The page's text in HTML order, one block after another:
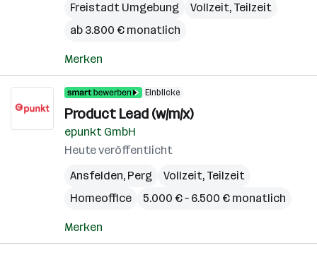
Freistadt Umgebung
Vollzeit, Teilzeit
ab 3.800 € monatlich
Merken
Einblicke
Product Lead (w/m/x)
epunkt GmbH
Heute veröffentlicht
Ansfelden, Perg
Vollzeit, Teilzeit
Homeoffice
5.000 € – 6.500 € monatlich
Merken